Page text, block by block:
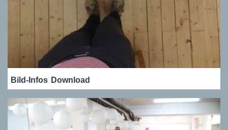
Bild-Infos Download